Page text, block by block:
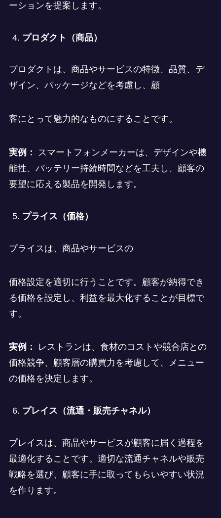
ーションを提案します。
プロダクト（商品）
プロダクトは、商品やサービスの特徴、品質、デ
ザイン、パッケージなどを考慮し、顧
客にとって魅力的なものにすることです。
実例：
スマートフォンメーカーは、デザインや機
能性、バッテリー持続時間などを工夫し、顧客の
要望に応える製品を開発します。
プライス（価格）
プライスは、商品やサービスの
価格設定を適切に行うことです。顧客が納得でき
る価格を設定し、利益を最大化することが目標で
す。
実例：
レストランは、食材のコストや競合店との
価格競争、顧客層の購買力を考慮して、メニュー
の価格を決定します。
プレイス（流通・販売チャネル）
プレイスは、商品やサービスが顧客に届く過程を
最適化することです。適切な流通チャネルや販売
戦略を選び、顧客に手に取ってもらいやすい状況
を作ります。